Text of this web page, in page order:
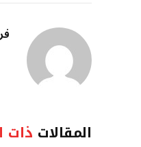
المقالات ذات